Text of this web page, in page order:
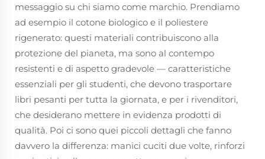
messaggio su chi siamo come marchio. Prendiamo
ad esempio il cotone biologico e il poliestere
rigenerato: questi materiali contribuiscono alla
protezione del pianeta, ma sono al contempo
resistenti e di aspetto gradevole — caratteristiche
essenziali per gli studenti, che devono trasportare
libri pesanti per tutta la giornata, e per i rivenditori,
che desiderano mettere in evidenza prodotti di
qualità. Poi ci sono quei piccoli dettagli che fanno
davvero la differenza: manici cuciti due volte, rinforzi